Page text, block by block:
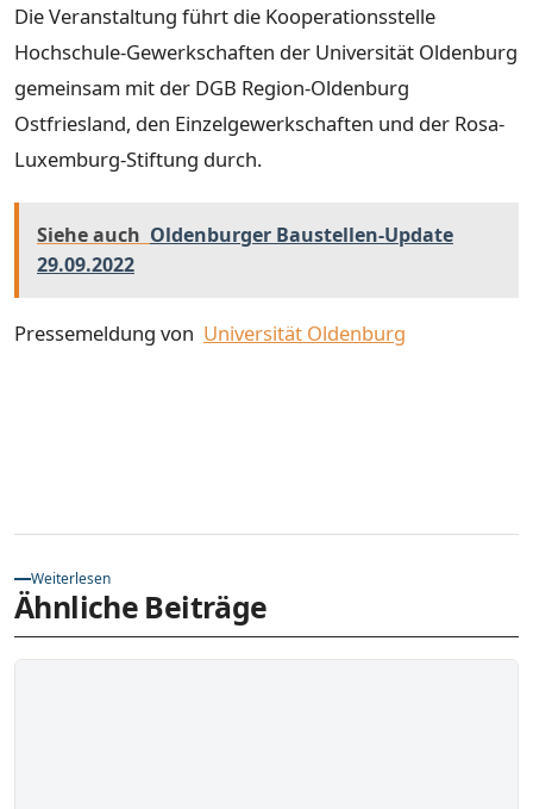
Die Veranstaltung führt die Kooperationsstelle
Hochschule-Gewerkschaften der Universität Oldenburg
gemeinsam mit der DGB Region-Oldenburg
Ostfriesland, den Einzelgewerkschaften und der Rosa-
Luxemburg-Stiftung durch.
Siehe auch Oldenburger Baustellen-Update
29.09.2022
Pressemeldung von Universität Oldenburg
Weiterlesen
Ähnliche Beiträge